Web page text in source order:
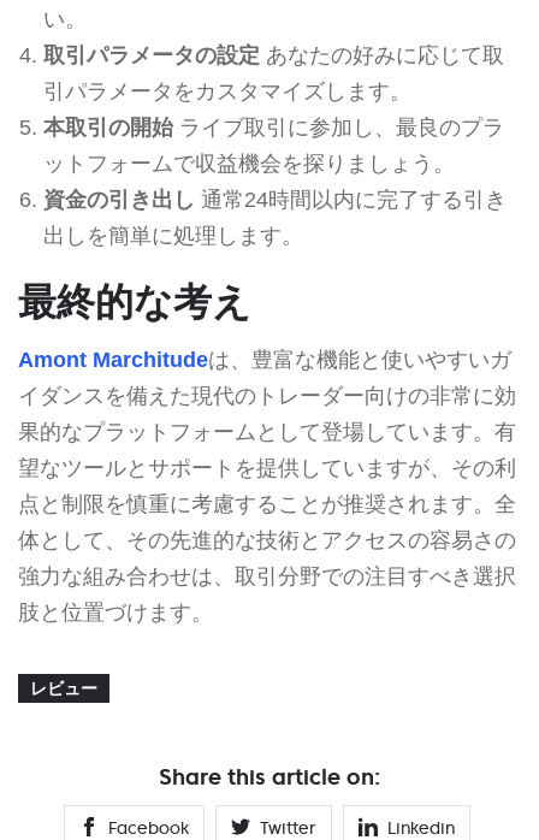
い。
取引パラメータの設定 あなたの好みに応じて取
引パラメータをカスタマイズします。
本取引の開始ライブ取引に参加し、最良のプラ
ットフォームで収益機会を探りましょう。
資金の引き出し 通常24時間以内に完了する引き
出しを簡単に処理します。
最終的な考え
Amont Marchitudeは、豊富な機能と使いやすいガ
イダンスを備えた現代のトレーダー向けの非常に効
果的なプラットフォームとして登場しています。有
望なツールとサポートを提供していますが、その利
点と制限を慎重に考慮することが推奨されます。全
体として、その先進的な技術とアクセスの容易さの
強力な組み合わせは、取引分野での注目すべき選択
肢と位置づけます。
レビュー
Share this article on:
Facebook Twitter Linkedin